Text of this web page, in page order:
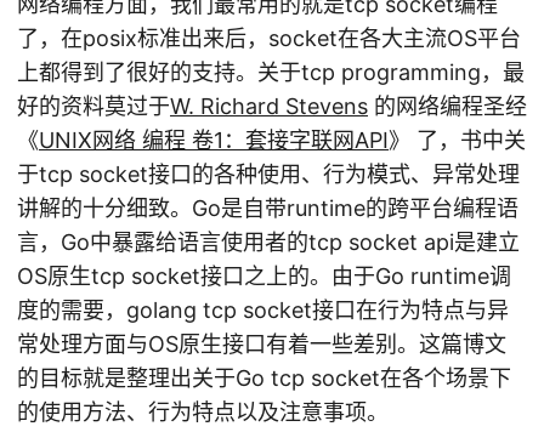
了，在posix标准出来后，socket在各大主流OS平台
上都得到了很好的支持。关于tcp programming，最
好的资料莫过于W. Richard Stevens 的网络编程圣经
《UNIX网络 编程 卷1：套接字联网API》 了，书中关
于tcp socket接口的各种使用、行为模式、异常处理
讲解的十分细致。Go是自带runtime的跨平台编程语
言，Go中暴露给语言使用者的tcp socket api是建立
OS原生tcp socket接口之上的。由于Go runtime调
度的需要，golang tcp socket接口在行为特点与异
常处理方面与OS原生接口有着一些差别。这篇博文
的目标就是整理出关于Go tcp socket在各个场景下
的使用方法、行为特点以及注意事项。